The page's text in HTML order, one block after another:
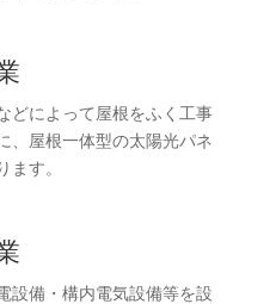
どによって屋根をふく工事
、屋根一体型の太陽光パネ
ます。
設備・構内電気設備等を設